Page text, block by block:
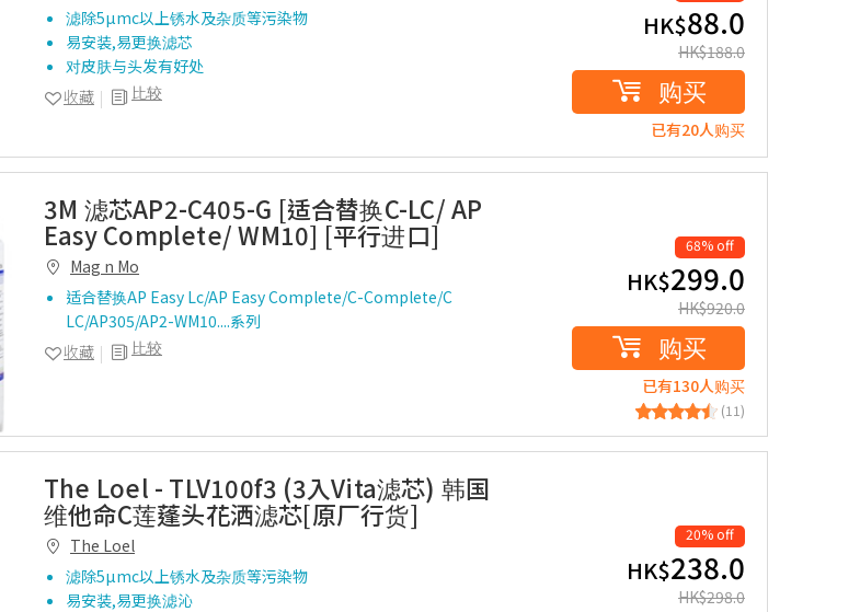
滤除5µmc以上锈水及杂质等污染物
易安装,易更换滤芯
对皮肤与头发有好处
比较
收藏
HK$88.0
HK$188.0
购买
已有20人购买
3M 滤芯AP2-C405-G [适合替换C-LC/ AP
Easy Complete/ WM10] [平行进口]
Mag n Mo
适合替换AP Easy Lc/AP Easy Complete/C-Complete/C
LC/AP305/AP2-WM10....系列
比较
收藏
68% off
HK$299.0
HK$920.0
购买
已有130人购买
(11)
The Loel - TLV100f3 (3入Vita滤芯) 韩国
维他命C莲蓬头花洒滤芯[原厂行货]
The Loel
滤除5µmc以上锈水及杂质等污染物
易安装,易更换滤沁
20% off
HK$238.0
HK$298.0